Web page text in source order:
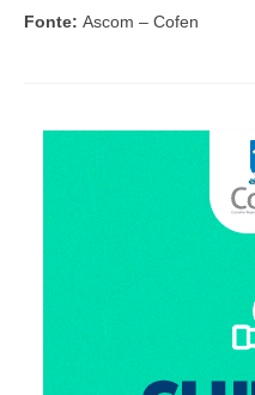
Fonte: Ascom – Cofen